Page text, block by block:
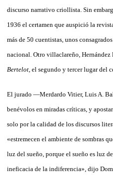
discurso narrativo criollista. Sin
1936 el certamen que auspició la
más de 50 cuentistas, unos
nacional. Otro villaclareño, Hernández
Bertelot , el segundo y tercer lugar del
El jurado —Merdardo Vitier, Luis A.
benévolos en miradas críticas, y
solo por la calidad de los discursos
«estremecen el ambiente de sombras
luz del sueño, porque el sueño es luz
ineficacia de la indiferencia», dijo